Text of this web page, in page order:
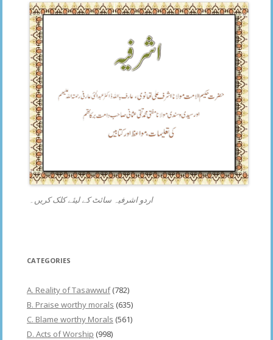
اردو اشرفیہ سائٹ کے لیئے کلک کریں۔
CATEGORIES
A. Reality of Tasawwuf(782)
B. Praise worthy morals (635)
C. Blame worthy Morals (561)
D. Acts of Worship (998)